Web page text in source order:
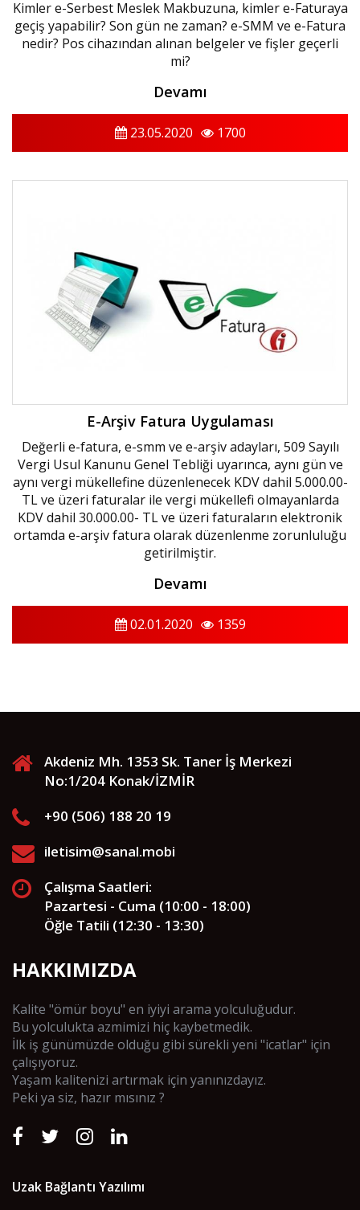
Kimler e-Serbest Meslek Makbuzuna, kimler e-Faturaya
geçiş yapabilir? Son gün ne zaman? e-SMM ve e-Fatura
nedir? Pos cihazından alınan belgeler ve fişler geçerli
mi?
Devamı
23.05.2020 1700
E-Arşiv Fatura Uygulaması
Değerli e-fatura, e-smm ve e-arşiv adayları, 509 Sayılı
Vergi Usul Kanunu Genel Tebliği uyarınca, aynı gün ve
aynı vergi mükellefine düzenlenecek KDV dahil 5.000.00-
TL ve üzeri faturalar ile vergi mükellefi olmayanlarda
KDV dahil 30.000.00- TL ve üzeri faturaların elektronik
ortamda e-arşiv fatura olarak düzenlenme zorunluluğu
getirilmiştir.
Devamı
02.01.2020 1359
Akdeniz Mh. 1353 Sk. Taner İş Merkezi
No:1/204 Konak/İZMİR
+90 (506) 188 20 19
iletisim@sanal.mobi
Çalışma Saatleri:
Pazartesi - Cuma (10:00 - 18:00)
Öğle Tatili (12:30 - 13:30)
HAKKIMIZDA
Kalite "ömür boyu" en iyiyi arama yolculuğudur.
Bu yolculukta azmimizi hiç kaybetmedik.
İlk iş günümüzde olduğu gibi sürekli yeni "icatlar" için
çalışıyoruz.
Yaşam kalitenizi artırmak için yanınızdayız.
Peki ya siz, hazır mısınız ?
Uzak Bağlantı Yazılımı